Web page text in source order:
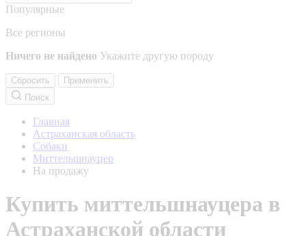
Популярные
Все регионы
Ничего не найдено Укажите другую породу
Сбросить
Применить
Поиск
Главная
Астраханская область
Собаки
Миттельшнауцер
На продажу
Купить миттельшнауцера в
Астраханской области